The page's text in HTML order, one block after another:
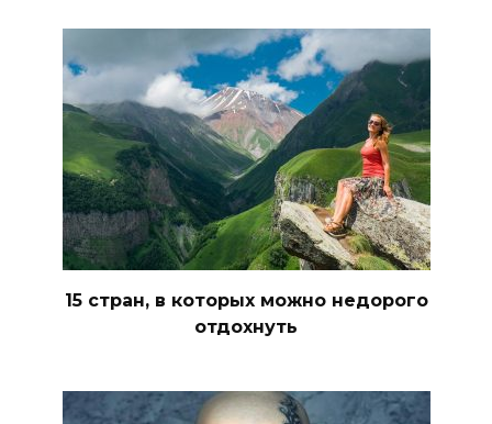
15 стран, в которых можно недорого
отдохнуть